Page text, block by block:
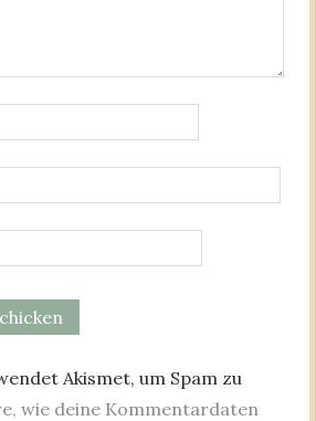
Akismet, um Spam zu
wie deine Kommentardaten